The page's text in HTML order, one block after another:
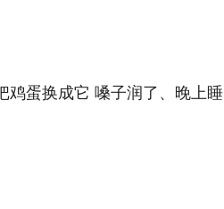
鸡蛋换成它 嗓子润了、晚上睡